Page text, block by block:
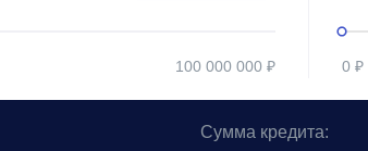
100 000 000 ₽ 0 ₽
Сумма кредита: